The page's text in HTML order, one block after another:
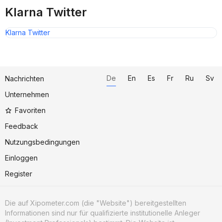
Klarna Twitter
Klarna Twitter
Nachrichten
Unternehmen
Favoriten
Feedback
Nutzungsbedingungen
Einloggen
Register
De En Es Fr Ru Sv
Die auf Xipometer.com (die "Website") bereitgestellten
Informationen sind nur für qualifizierte institutionelle Anleger